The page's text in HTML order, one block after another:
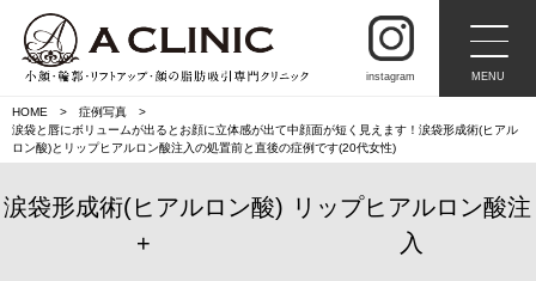
instagram MENU
HOME
症例写真
涙袋と唇にボリュームが出るとお顔に立体感が出て中顔面が短く見えます！涙袋形成術(ヒアル
ロン酸)とリップヒアルロン酸注入の処置前と直後の症例です(20代女性)
涙袋形成術(ヒアルロン酸) リップヒアルロン酸注
入